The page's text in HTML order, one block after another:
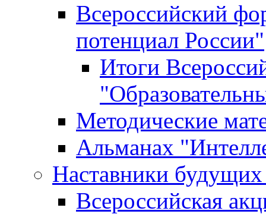
Всероссийский
потенциал России"
Итоги
Методические
Альманах
Наставники
Всероссийская